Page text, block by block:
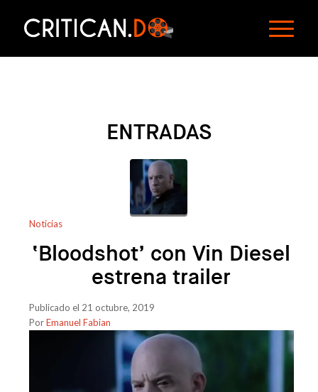
ENTRADAS
Noticias
‘Bloodshot’ con Vin Diesel
estrena trailer
Publicado el 21 octubre, 2019
PorEmanuel Fabian